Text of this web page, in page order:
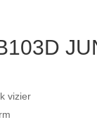
vizier